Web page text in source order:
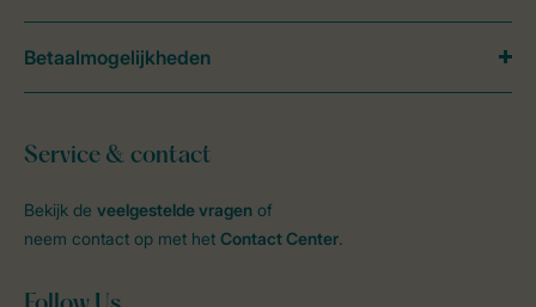
Service & contact
Bekijk de veelgestelde vragen of
neem contact op met het Contact Center.
Betaalmogelijkheden